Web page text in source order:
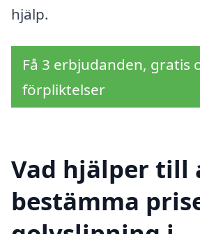
hjälp.
Få 3 erbjudanden, gratis
förpliktelser
Vad hjälper till
bestämma